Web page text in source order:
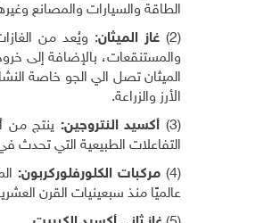
الطاقة والسيارات والمصانع
(2)
غاز الميثان: ويُعد من
والمستنقعات، بالإضافة إلى
الميثان تصل الي الجو خاصة
الأرز والزراعة.
(3)
أكسيد النتروجين: ينتج من
التفاعلات الطبيعية التي تحدث
(4)
مركبات الكلورفلوركربون:
عالميًا منذ سبعينيات القرن